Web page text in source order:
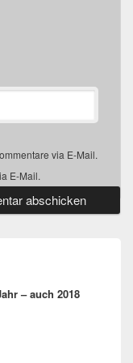
via E-Mail.
E-Mail.
– auch 2018